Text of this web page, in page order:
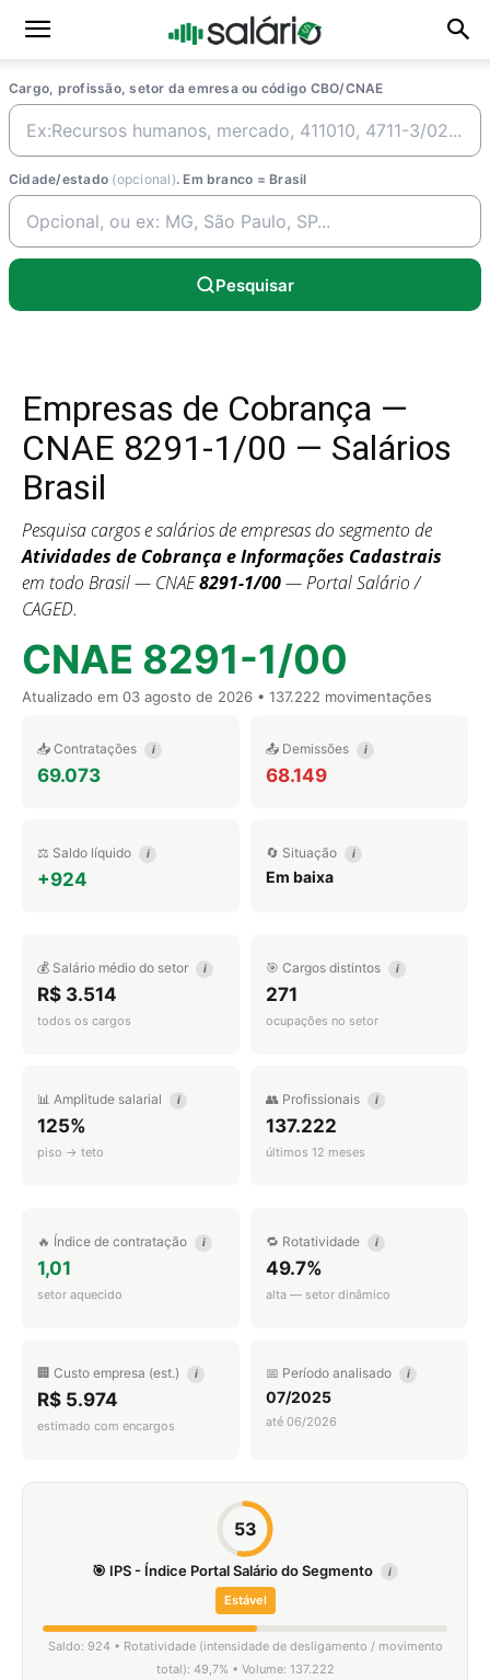
Cargo, profissão, setor da emresa ou código CBO/CNAE
Cidade/estado (opcional). Em branco = Brasil
Pesquisar
Empresas de Cobrança —
CNAE 8291-1/00 — Salários
Brasil
Pesquisa cargos e salários de empresas do segmento de
Atividades de Cobrança e Informações Cadastrais
em todo Brasil — CNAE8291-1/00— Portal Salário /
CAGED.
CNAE 8291-1/00
Atualizado em 03 agosto de 2026 • 137.222 movimentações
📥 Contratações i
69.073
📤 Demissões i
68.149
⚖️ Saldo líquido i
+924
🔄 Situação i
Em baixa
💰 Salário médio do setor i
R$ 3.514
todos os cargos
🎯 Cargos distintos i
271
ocupações no setor
📊 Amplitude salarial i
125%
piso → teto
👥 Profissionais i
137.222
últimos 12 meses
🔥 Índice de contratação i
1,01
setor aquecido
🔁 Rotatividade i
49.7%
alta — setor dinâmico
🏢 Custo empresa (est.) i
R$ 5.974
estimado com encargos
📅 Período analisado i
07/2025
até 06/2026
53
🎯 IPS - Índice Portal Salário do Segmento i
Estável
Saldo: 924 • Rotatividade (intensidade de desligamento / movimento
total): 49,7% • Volume: 137.222